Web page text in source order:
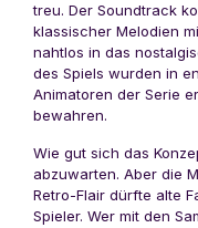
treu. Der Soundtrack
klassischer Melodien
nahtlos in das
des Spiels wurden in
Animatoren der Serie
bewahren.
Wie gut sich das
abzuwarten. Aber die
Retro-Flair dürfte alte
Spieler. Wer mit den